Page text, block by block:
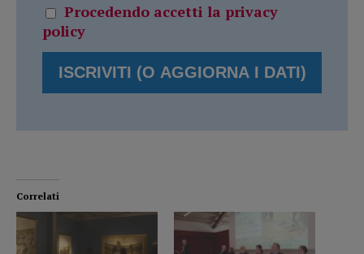
Procedendo accetti la privacy
policy
Correlati